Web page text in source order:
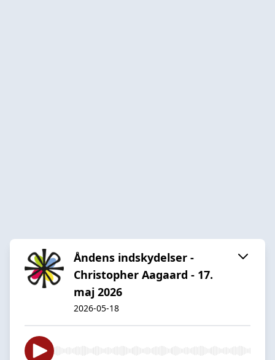
Åndens indskydelser -
Christopher Aagaard - 17.
maj 2026
2026-05-18